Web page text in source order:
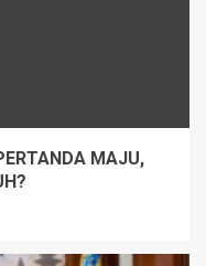
MAJU,